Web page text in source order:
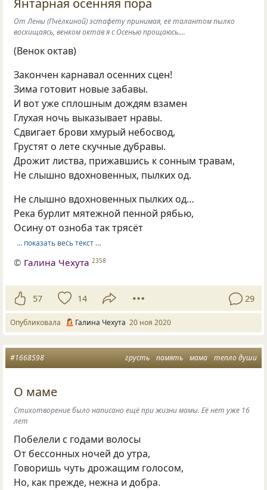
От Лены (Пчёлкиной) эстафету принимая, её талантом пылко
восхищаясь, венком октав я с Осенью прощаюсь....
(Венок октав)
Закончен карнавал осенних сцен!
Зима готовит новые забавы.
И вот уже сплошным дождям взамен
Глухая ночь выказывает нравы.
Сдвигает брови хмурый небосвод,
Грустят о лете скучные дубравы.
Дрожит листва, прижавшись к сонным травам,
Не слышно вдохновенных, пылких од.
Не слышно вдохновенных пылких од…
Река бурлит мятежной пенной рябью,
Осину от озноба так трясёт
… показать весь текст …
© Галина Чехута 2358
57 14 29
Опубликовала Галина Чехута 20 ноя 2020
грусть память мама тепло души
#1668598
О маме
Стихотворение было написано ещё при жизни мамы. Её нет уже 16
лет
Побелели с годами волосы
От бессонных ночей до утра,
Говоришь чуть дрожащим голосом,
Но, как прежде, нежна и добра.